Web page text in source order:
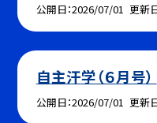
公開日 2026/07/01 更新
自主汗学（６月号）
公開日 2026/07/01 更新